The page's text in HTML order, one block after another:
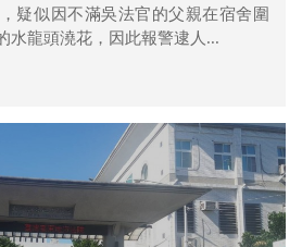
疑似因不滿吳法官的父親在宿舍圍
水龍頭澆花，因此報警逮人...